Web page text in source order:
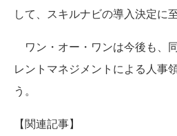
して、スキルナビの導入決定に至
ワン・オー・ワンは今後も、
レントマネジメントによる人事
う。
【関連記事】